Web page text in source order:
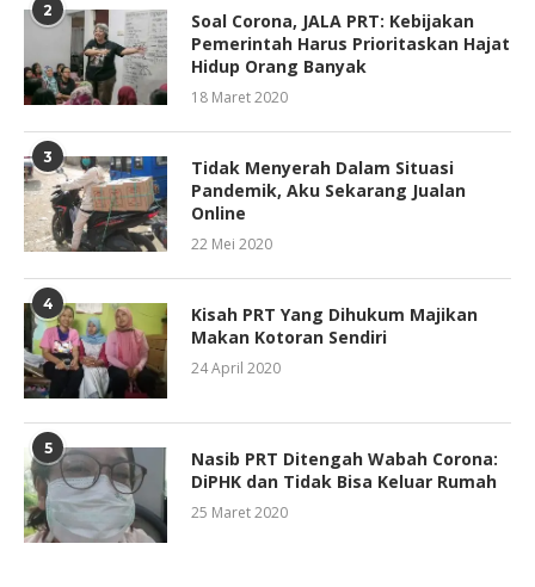
2
Soal Corona, JALA PRT: Kebijakan
Pemerintah Harus Prioritaskan Hajat
Hidup Orang Banyak
18 Maret 2020
3
Tidak Menyerah Dalam Situasi
Pandemik, Aku Sekarang Jualan
Online
22 Mei 2020
4
Kisah PRT Yang Dihukum Majikan
Makan Kotoran Sendiri
24 April 2020
5
Nasib PRT Ditengah Wabah Corona:
DiPHK dan Tidak Bisa Keluar Rumah
25 Maret 2020